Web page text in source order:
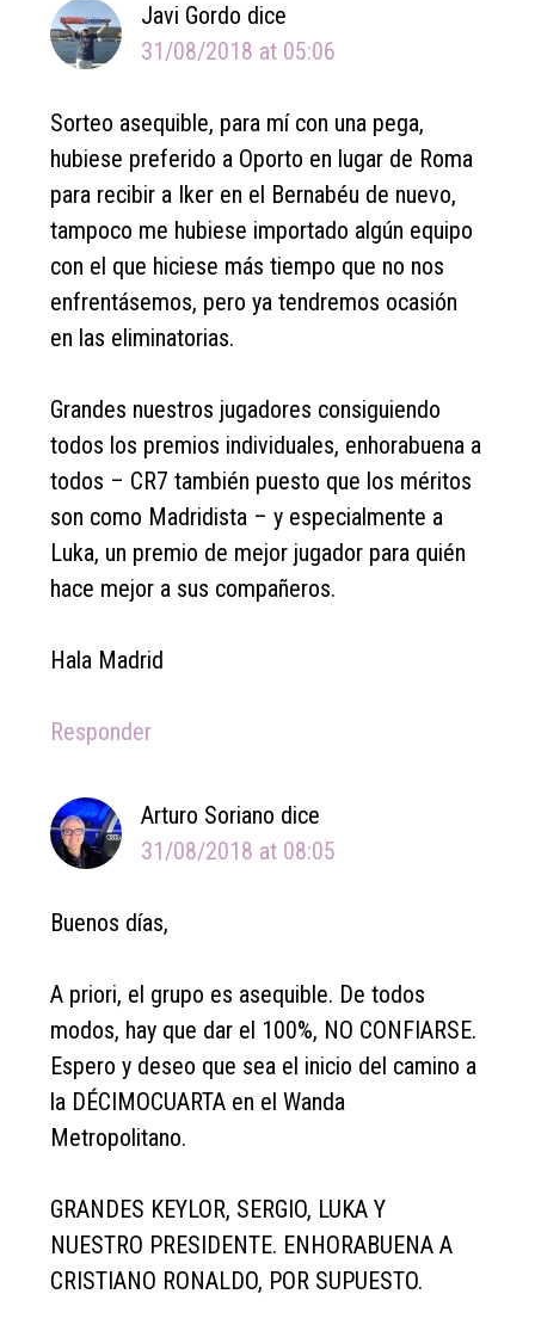
Javi Gordo dice
31/08/2018 at 05:06
Sorteo asequible, para mí con una pega,
hubiese preferido a Oporto en lugar de Roma
para recibir a Iker en el Bernabéu de nuevo,
tampoco me hubiese importado algún equipo
con el que hiciese más tiempo que no nos
enfrentásemos, pero ya tendremos ocasión
en las eliminatorias.
Grandes nuestros jugadores consiguiendo
todos los premios individuales, enhorabuena a
todos – CR7 también puesto que los méritos
son como Madridista – y especialmente a
Luka, un premio de mejor jugador para quién
hace mejor a sus compañeros.
Hala Madrid
Responder
Arturo Soriano dice
31/08/2018 at 08:05
Buenos días,
A priori, el grupo es asequible. De todos
modos, hay que dar el 100%, NO CONFIARSE.
Espero y deseo que sea el inicio del camino a
la DÉCIMOCUARTA en el Wanda
Metropolitano.
GRANDES KEYLOR, SERGIO, LUKA Y
NUESTRO PRESIDENTE. ENHORABUENA A
CRISTIANO RONALDO, POR SUPUESTO.